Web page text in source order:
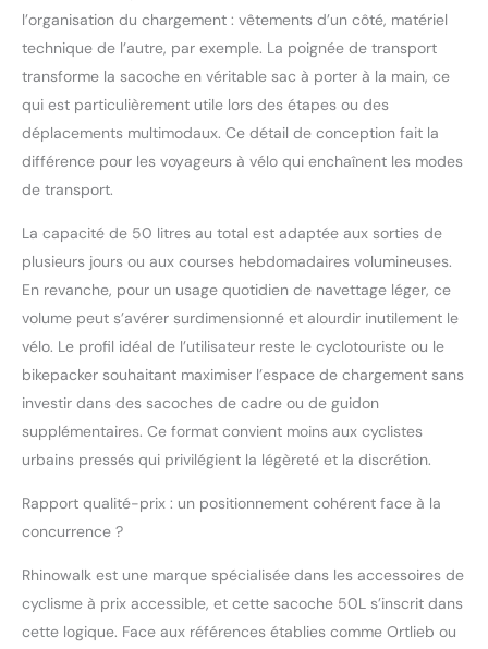
l’organisation du chargement : vêtements d’un côté, matériel
technique de l’autre, par exemple. La poignée de transport
transforme la sacoche en véritable sac à porter à la main, ce
qui est particulièrement utile lors des étapes ou des
déplacements multimodaux. Ce détail de conception fait la
différence pour les voyageurs à vélo qui enchaînent les modes
de transport.
La capacité de 50 litres au total est adaptée aux sorties de
plusieurs jours ou aux courses hebdomadaires volumineuses.
En revanche, pour un usage quotidien de navettage léger, ce
volume peut s’avérer surdimensionné et alourdir inutilement le
vélo. Le profil idéal de l’utilisateur reste le cyclotouriste ou le
bikepacker souhaitant maximiser l’espace de chargement sans
investir dans des sacoches de cadre ou de guidon
supplémentaires. Ce format convient moins aux cyclistes
urbains pressés qui privilégient la légèreté et la discrétion.
Rapport qualité-prix : un positionnement cohérent face à la
concurrence ?
Rhinowalk est une marque spécialisée dans les accessoires de
cyclisme à prix accessible, et cette sacoche 50L s’inscrit dans
cette logique. Face aux références établies comme Ortlieb ou